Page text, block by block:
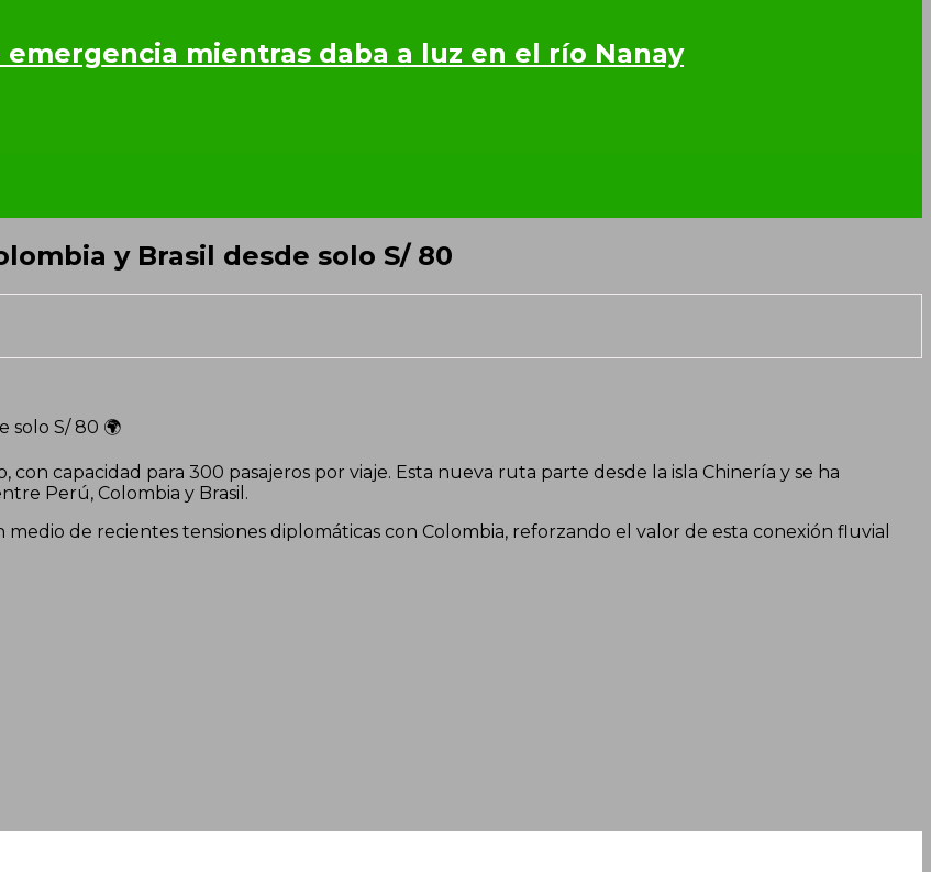
mientras daba a luz en el río Nanay
y Brasil desde solo S/ 80
solo S/ 80 🌍
capacidad para 300 pasajeros por viaje. Esta nueva ruta parte desde la isla Chinería y se ha
Perú, Colombia y Brasil.
de recientes tensiones diplomáticas con Colombia, reforzando el valor de esta conexión fluvial